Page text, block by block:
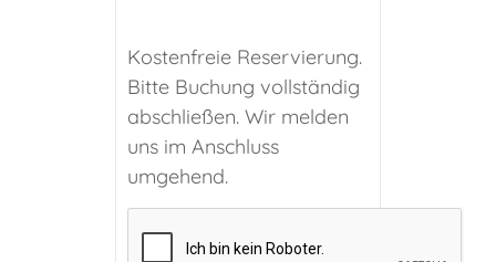
Kostenfreie Reservierung.
Bitte Buchung vollständig
abschließen. Wir melden
uns im Anschluss
umgehend.